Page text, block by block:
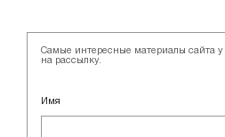
Самые интересные материалы сайта
на рассылку.
Имя